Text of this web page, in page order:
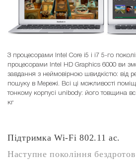
З процесорами Intel Core i5 і i7 5-го
процесорами Intel HD Graphics 6000 ви
завдання з неймовірною швидкістю: від
пошуку в Мережі. Всі ці можливості
тонкому корпусі unibody: його товщина
кг
Підтримка Wi-Fi 802.11 ac.
Наступне покоління